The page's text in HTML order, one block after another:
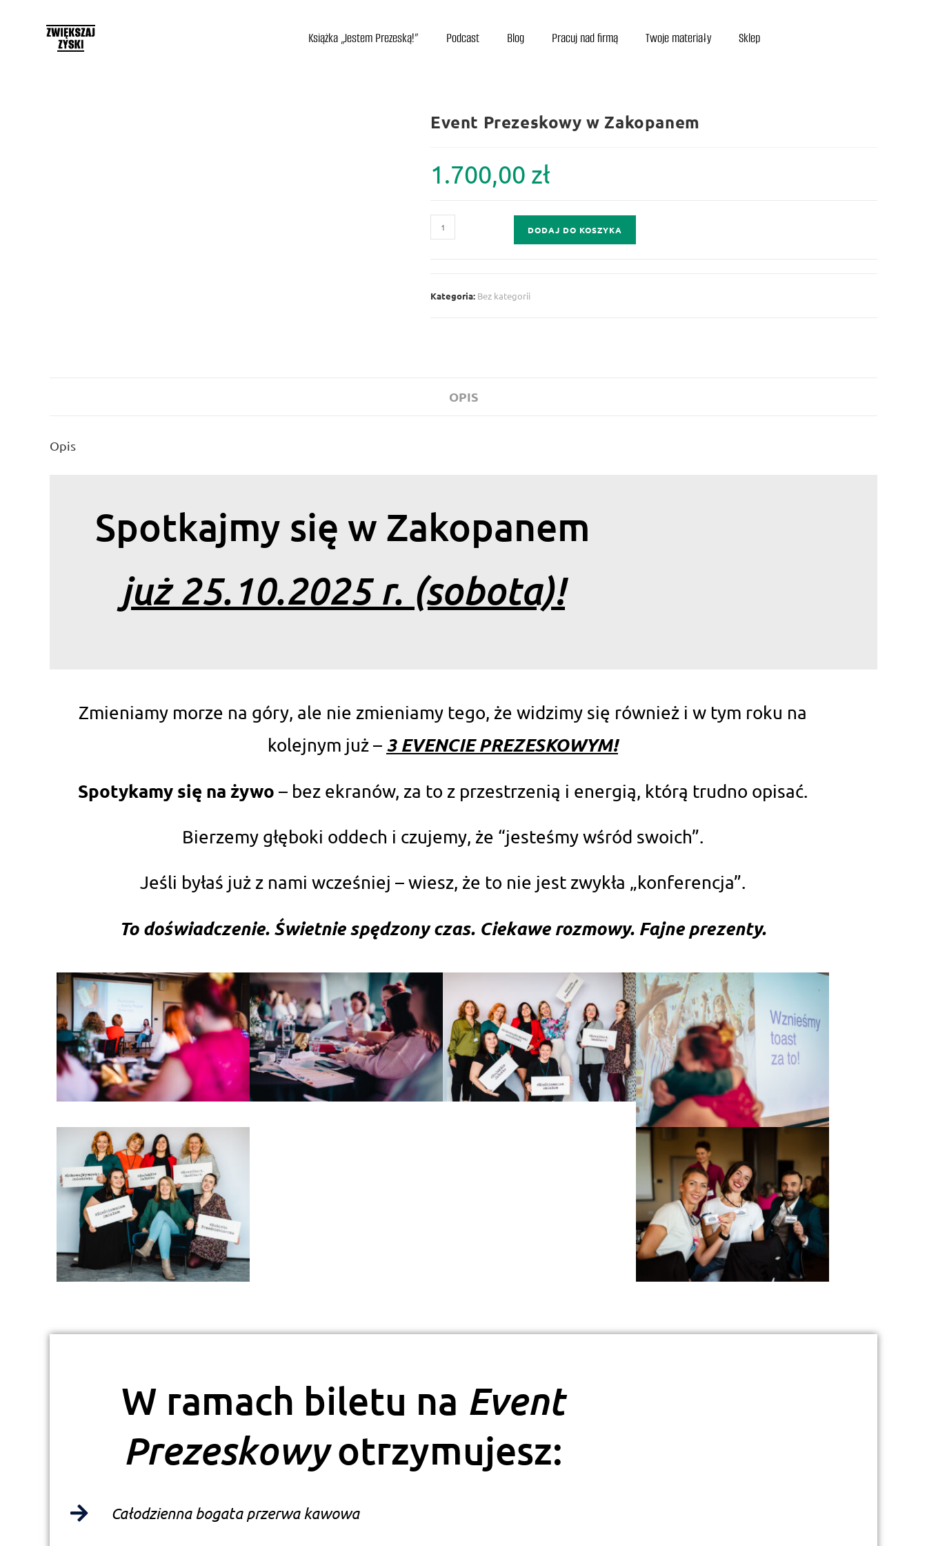
Książka „Jestem Prezeską!” Podcast Blog Pracuj nad firmą Twoje materiały Sklep
Event Prezeskowy w Zakopanem
1.700,00 zł
DODAJ DO KOSZYKA
Kategoria: Bez kategorii
OPIS
Opis
Spotkajmy się w Zakopanem
już 25.10.2025 r. (sobota)!
Zmieniamy morze na góry, ale nie zmieniamy tego, że widzimy się również i w tym roku na
kolejnym już – 3 EVENCIE PREZESKOWYM!
Spotykamy się na żywo – bez ekranów, za to z przestrzenią i energią, którą trudno opisać.
Bierzemy głęboki oddech i czujemy, że “jesteśmy wśród swoich”.
Jeśli byłaś już z nami wcześniej – wiesz, że to nie jest zwykła „konferencja”.
To doświadczenie. Świetnie spędzony czas. Ciekawe rozmowy. Fajne prezenty.
W ramach biletu na Event
Prezeskowyotrzymujesz:
Całodzienna bogata przerwa kawowa